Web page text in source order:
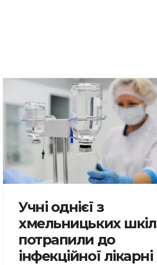
Учні однієї з
хмельницьких шкіл
потрапили до
інфекційної лікарні